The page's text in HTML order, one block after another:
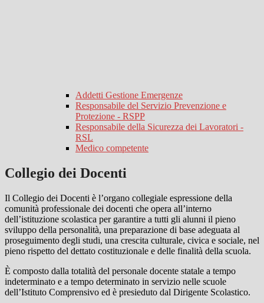
Addetti Gestione Emergenze
Responsabile del Servizio Prevenzione e
Protezione - RSPP
Responsabile della Sicurezza dei Lavoratori -
RSL
Medico competente
Collegio dei Docenti
Il Collegio dei Docenti è l’organo collegiale espressione della
comunità professionale dei docenti che opera all’interno
dell’istituzione scolastica per garantire a tutti gli alunni il pieno
sviluppo della personalità, una preparazione di base adeguata al
proseguimento degli studi, una crescita culturale, civica e sociale, nel
pieno rispetto del dettato costituzionale e delle finalità della scuola.
È composto dalla totalità del personale docente statale a tempo
indeterminato e a tempo determinato in servizio nelle scuole
dell’Istituto Comprensivo ed è presieduto dal Dirigente Scolastico.